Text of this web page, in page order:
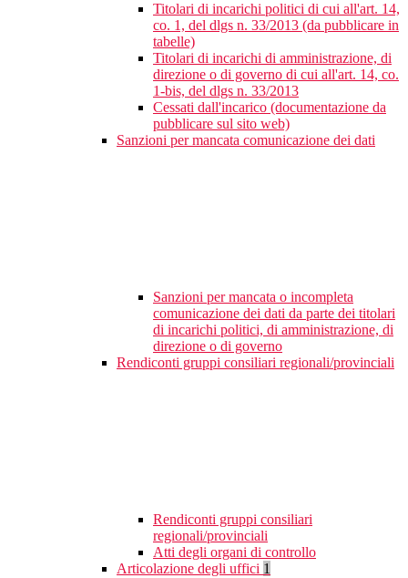
Titolari di incarichi politici di cui all'art. 14,
co. 1, del dlgs n. 33/2013 (da pubblicare in
tabelle)
Titolari di incarichi di amministrazione, di
direzione o di governo di cui all'art. 14, co.
1-bis, del dlgs n. 33/2013
Cessati dall'incarico (documentazione da
pubblicare sul sito web)
Sanzioni per mancata comunicazione dei dati
Sanzioni per mancata o incompleta
comunicazione dei dati da parte dei titolari
di incarichi politici, di amministrazione, di
direzione o di governo
Rendiconti gruppi consiliari regionali/provinciali
Rendiconti gruppi consiliari
regionali/provinciali
Atti degli organi di controllo
Articolazione degli uffici 1